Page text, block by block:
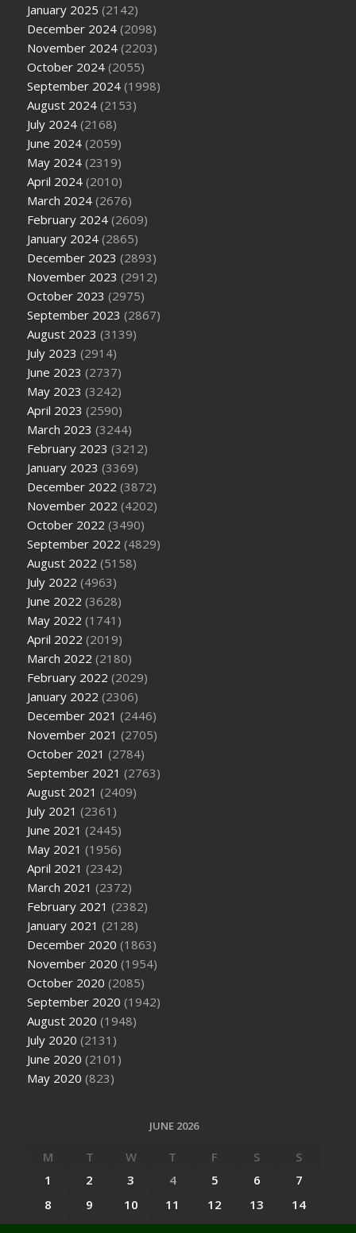
January 2025 (2142)
December 2024 (2098)
November 2024 (2203)
October 2024 (2055)
September 2024 (1998)
August 2024 (2153)
July 2024 (2168)
June 2024 (2059)
May 2024 (2319)
April 2024 (2010)
March 2024 (2676)
February 2024 (2609)
January 2024 (2865)
December 2023 (2893)
November 2023 (2912)
October 2023 (2975)
September 2023 (2867)
August 2023 (3139)
July 2023 (2914)
June 2023 (2737)
May 2023 (3242)
April 2023 (2590)
March 2023 (3244)
February 2023 (3212)
January 2023 (3369)
December 2022 (3872)
November 2022 (4202)
October 2022 (3490)
September 2022 (4829)
August 2022 (5158)
July 2022 (4963)
June 2022 (3628)
May 2022 (1741)
April 2022 (2019)
March 2022 (2180)
February 2022 (2029)
January 2022 (2306)
December 2021 (2446)
November 2021 (2705)
October 2021 (2784)
September 2021 (2763)
August 2021 (2409)
July 2021 (2361)
June 2021 (2445)
May 2021 (1956)
April 2021 (2342)
March 2021 (2372)
February 2021 (2382)
January 2021 (2128)
December 2020 (1863)
November 2020 (1954)
October 2020 (2085)
September 2020 (1942)
August 2020 (1948)
July 2020 (2131)
June 2020 (2101)
May 2020 (823)
JUNE 2026
M T W T F S
S
1
2 3 4 5 6
7
8
9 10 11 12 13
14
15
16 17 18 19 20 21